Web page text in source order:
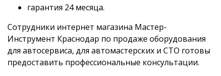
гарантия 24 месяца.
Сотрудники интернет магазина Мастер-
Инструмент Краснодар по продаже оборудования
для автосервиса, для автомастерских и СТО готовы
предоставить профессиональные консультации.